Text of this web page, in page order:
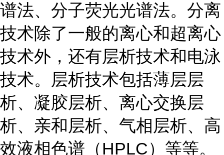
谱法、分子荧光光谱法。分离
技术除了一般的离心和超离心
技术外，还有层析技术和电泳
技术。层析技术包括薄层层
析、凝胶层析、离心交换层
析、亲和层析、气相层析、高
效液相色谱（HPLC）等等。